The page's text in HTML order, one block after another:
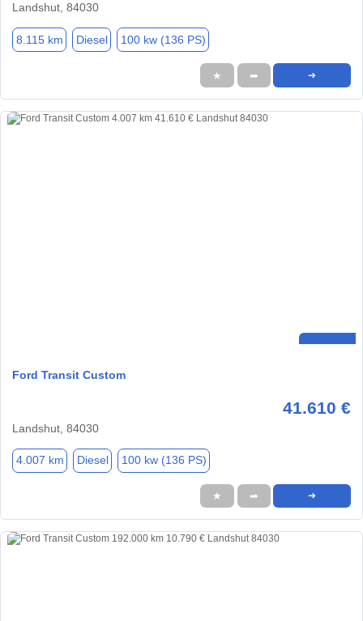
Landshut, 84030
8.115 km Diesel 100 kw (136 PS)
★ ➦ ➜
Ford Transit Custom
41.610 €
Landshut, 84030
4.007 km Diesel 100 kw (136 PS)
★ ➦ ➜